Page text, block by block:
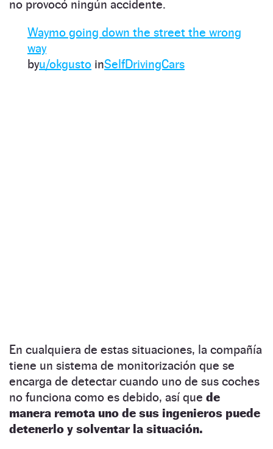
no provocó ningún accidente.
Waymo going down the street the wrong
way
byu/okgusto inSelfDrivingCars
En cualquiera de estas situaciones, la compañía
tiene un sistema de monitorización que se
encarga de detectar cuando uno de sus coches
no funciona como es debido, así que de
manera remota uno de sus ingenieros puede
detenerlo y solventar la situación.